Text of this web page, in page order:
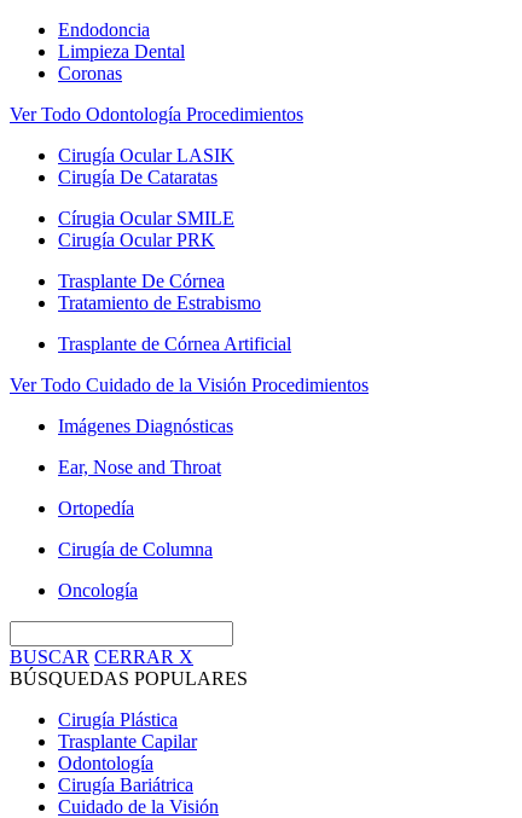
Endodoncia
Limpieza Dental
Coronas
Ver Todo Odontología Procedimientos
Cirugía Ocular LASIK
Cirugía De Cataratas
Círugia Ocular SMILE
Cirugía Ocular PRK
Trasplante De Córnea
Tratamiento de Estrabismo
Trasplante de Córnea Artificial
Ver Todo Cuidado de la Visión Procedimientos
Imágenes Diagnósticas
Ear, Nose and Throat
Ortopedía
Cirugía de Columna
Oncología
BUSCAR CERRAR X
BÚSQUEDAS POPULARES
Cirugía Plástica
Trasplante Capilar
Odontología
Cirugía Bariátrica
Cuidado de la Visión